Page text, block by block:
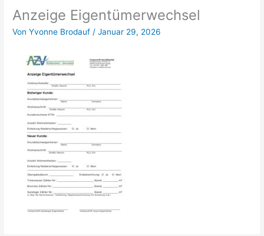
Anzeige Eigentümerwechsel
VonYvonne Brodauf /Januar 29, 2026